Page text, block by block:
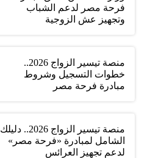
فرحة مصر لدعم الشباب
وتجهيز عش الزوجية
منصة تيسير الزواج 2026..
خطوات التسجيل وشروط
مبادرة فرحة مصر
منصة تيسير الزواج 2026.. دليلك
الشامل لمبادرة «فرحة مصر»
لدعم تجهيز العرائس